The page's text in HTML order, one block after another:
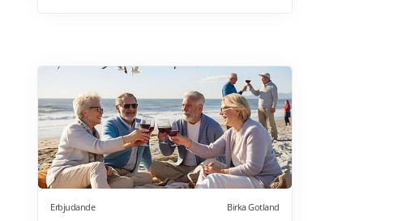
Erbjudande Birka Gotland